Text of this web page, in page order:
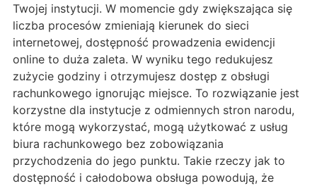
Twojej instytucji. W momencie gdy zwiększająca się
liczba procesów zmieniają kierunek do sieci
internetowej, dostępność prowadzenia ewidencji
online to duża zaleta. W wyniku tego redukujesz
zużycie godziny i otrzymujesz dostęp z obsługi
rachunkowego ignorując miejsce. To rozwiązanie jest
korzystne dla instytucje z odmiennych stron narodu,
które mogą wykorzystać, mogą użytkować z usług
biura rachunkowego bez zobowiązania
przychodzenia do jego punktu. Takie rzeczy jak to
dostępność i całodobowa obsługa powodują, że